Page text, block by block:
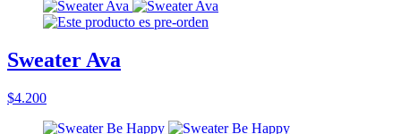
Sweater Ava
$4.200